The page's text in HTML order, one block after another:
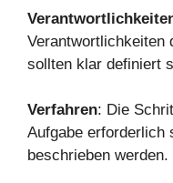
Verantwortlichkeiten
sollten klar definiert
Verfahren: Die
Aufgabe erforderlich
beschrieben werden.